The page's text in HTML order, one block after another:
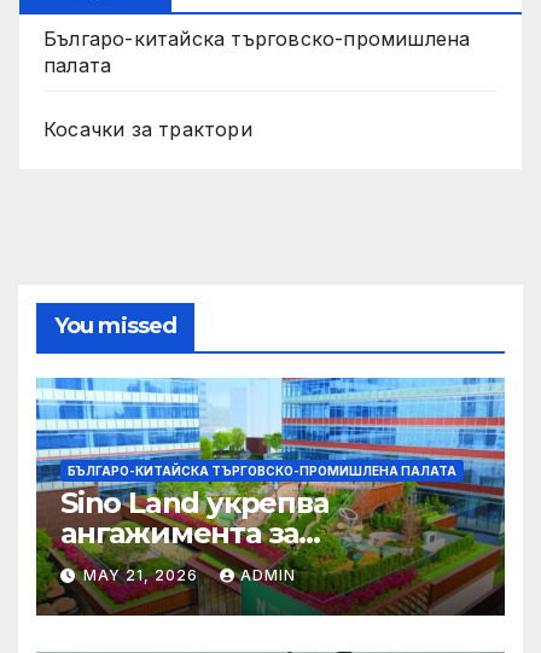
Българо-китайска търговско-промишлена
палата
Косачки за трактори
You missed
БЪЛГАРО-КИТАЙСКА ТЪРГОВСКО-ПРОМИШЛЕНА ПАЛАТА
Sino Land укрепва
ангажимента за
устойчивост с глобално
признание
MAY 21, 2026 ADMIN